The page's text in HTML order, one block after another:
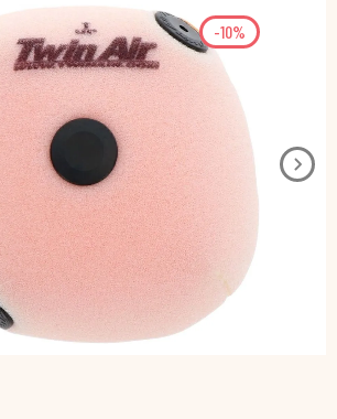
-10%
agrandar